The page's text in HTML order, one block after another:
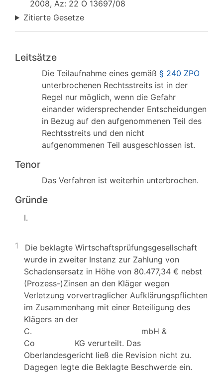
2008, Az: 22 O 13697/08
Zitierte Gesetze
Leitsätze
Die Teilaufnahme eines gemäß § 240 ZPO
unterbrochenen Rechtsstreits ist in der
Regel nur möglich, wenn die Gefahr
einander widersprechender Entscheidungen
in Bezug auf den aufgenommenen Teil des
Rechtsstreits und den nicht
aufgenommenen Teil ausgeschlossen ist.
Tenor
Das Verfahren ist weiterhin unterbrochen.
Gründe
I.
1
Die beklagte Wirtschaftsprüfungsgesellschaft
wurde in zweiter Instanz zur Zahlung von
Schadensersatz in Höhe von 80.477,34 € nebst
(Prozess-)Zinsen an den Kläger wegen
Verletzung vorvertraglicher Aufklärungspflichten
im Zusammenhang mit einer Beteiligung des
Klägers an der
C. mbH &
Co KG verurteilt. Das
Oberlandesgericht ließ die Revision nicht zu.
Dagegen legte die Beklagte Beschwerde ein.